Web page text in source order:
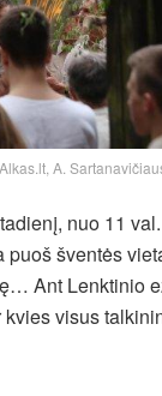
A.
nuo 11
šventės
Ant Lenktinio
visus